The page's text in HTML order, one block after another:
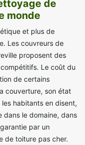
de
monde
et plus de
Les couvreurs de
proposent des
Le coût du
de certains
couverture, son état
habitants en disent,
dans le domaine, dans
par un
de toiture pas cher.